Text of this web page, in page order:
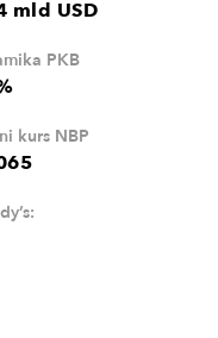
mld USD
PKB
kurs NBP